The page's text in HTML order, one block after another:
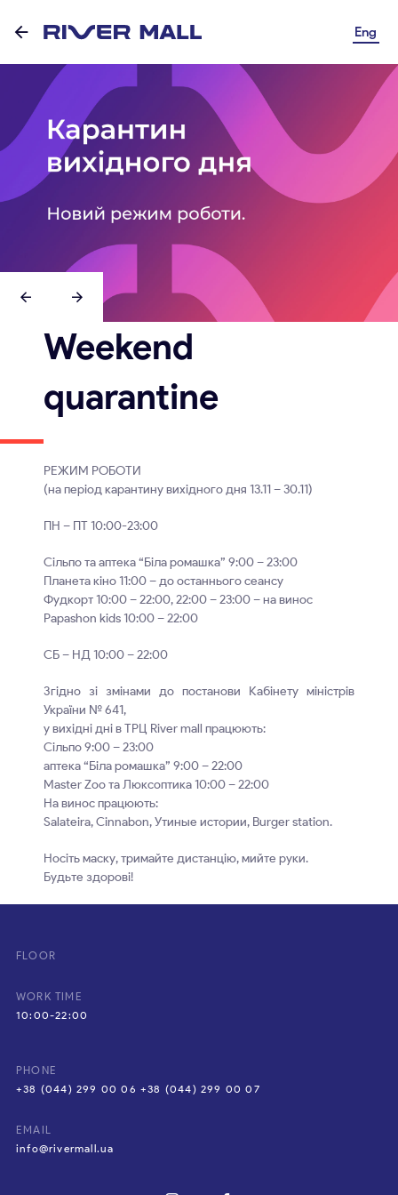
Eng
Weekend
quarantine
РЕЖИМ РОБОТИ
(на період карантину вихідного дня 13.11 – 30.11)
ПН – ПТ 10:00-23:00
Сільпо та аптека “Біла ромашка” 9:00 – 23:00
Планета кіно 11:00 – до останнього сеансу
Фудкорт 10:00 – 22:00, 22:00 – 23:00 – на винос
Papashon kids 10:00 – 22:00
СБ – НД 10:00 – 22:00
Згідно зі змінами до постанови Кабінету міністрів
України № 641,
у вихідні дні в ТРЦ River mall працюють:
Сільпо 9:00 – 23:00
аптека “Біла ромашка” 9:00 – 22:00
Master Zoo та Люксоптика 10:00 – 22:00
На винос працюють:
Salateira, Cinnabon, Утиные истории, Burger station.
Носіть маску, тримайте дистанцію, мийте руки.
Будьте здорові!
FLOOR
WORK TIME
10:00-22:00
PHONE
+38 (044) 299 00 06 +38 (044) 299 00 07
EMAIL
info@rivermall.ua